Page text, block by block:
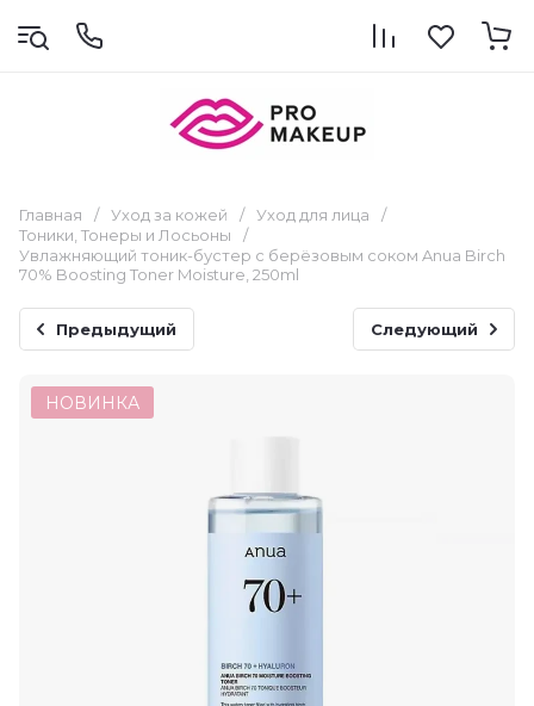
Главная / Уход за кожей / Уход для лица
/
Тоники, Тонеры и Лосьоны
/
Увлажняющий тоник-бустер с берёзовым соком Anua Birch
70% Boosting Toner Moisture, 250ml
Предыдущий Следующий
НОВИНКА